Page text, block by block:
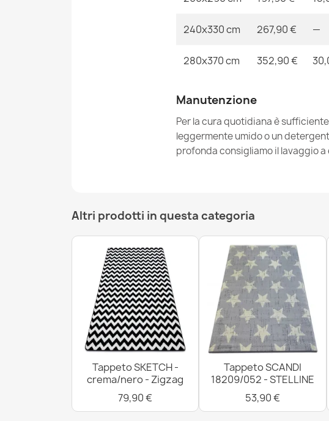
240x330 cm 267,90 € —
280x370 cm 352,90 €
Manutenzione
Per la cura quotidiana è
leggermente umido o un
profonda consigliamo il lavaggio
Altri prodotti in questa categoria
Tappeto SKETCH -
crema/nero - Zigzag
79,90 €
Tappeto SCANDI
18209/052 - STELLINE
53,90 €